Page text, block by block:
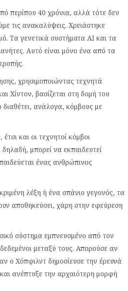
περίπου 40 χρόνια, αλλά τότε δεν
τις ανακαλύψεις. Χρειάστηκε
Τα γενετικά συστήματα AI και τα
Αυτό είναι μόνο ένα από τα
χρησιμοποιώντας τεχνητά
Χίντον, βασίζεται στη δομή του
ανάλογα, κόμβους με
και οι τεχνητοί κόμβοι
μπορεί να εκπαιδευτεί
ένας ανθρώπινος
λέξη ή ένα σπάνιο γεγονός, τα
αποθηκεύσει, χάρη στην εφεύρεση
σύστημα εμπνευσμένο από τον
μεταξύ τους. Απορούσε αν
ο Χόπφιλντ δημοσίευσε την έρευνά
ανέπτυξε την αρχαιότερη μορφή